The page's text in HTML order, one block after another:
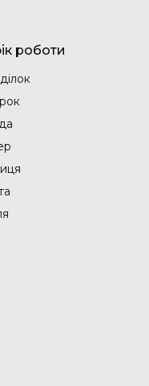
роботи